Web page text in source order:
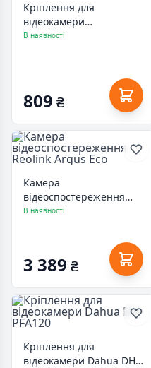
Кріплення для
відеокамери
Greenvision GV-OUT-004
В наявності
809 ₴
Камера
відеоспостереження
Reolink Argus Eco
В наявності
3 389 ₴
Кріплення для
відеокамери Dahua DH-